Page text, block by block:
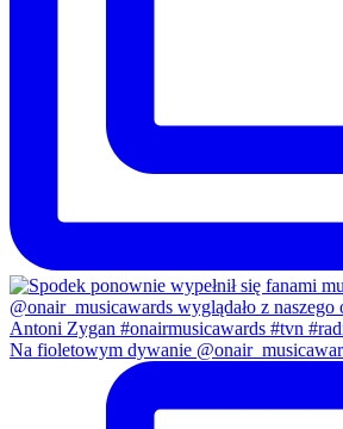
Na fioletowym dywanie